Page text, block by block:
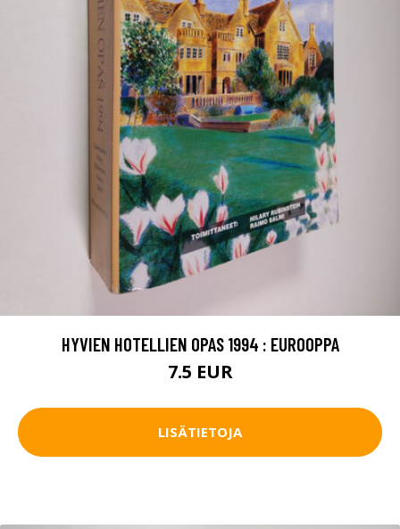
HYVIEN HOTELLIEN OPAS 1994 : EUROOPPA
7.5 EUR
LISÄTIETOJA